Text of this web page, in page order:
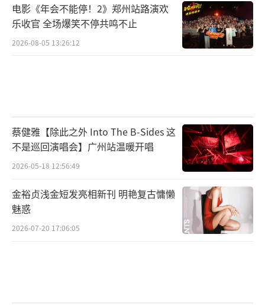
电影《年会不能停！2》郑州站路演欢
乐收官 全场爆笑不停共鸣不止
2026-08-05 13:26:12
蔡健雅【除此之外 Into The B-Sides 这
不是巡回演唱会】广州站温暖开唱
2026-05-18 12:56:49
金裕贞浅金短发亮相新刊 明艳复古慵懒
魅惑
2026-07-20 17:06:05